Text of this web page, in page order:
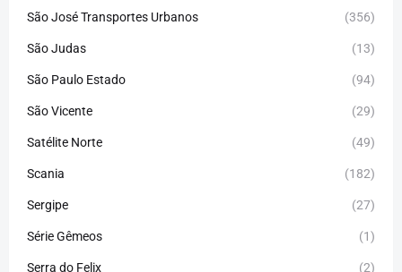
São José Transportes Urbanos (356)
São Judas (13)
São Paulo Estado (94)
São Vicente (29)
Satélite Norte (49)
Scania (182)
Sergipe (27)
Série Gêmeos (1)
Serra do Felix (2)